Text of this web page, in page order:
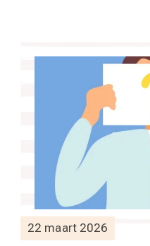
22 maart 2026